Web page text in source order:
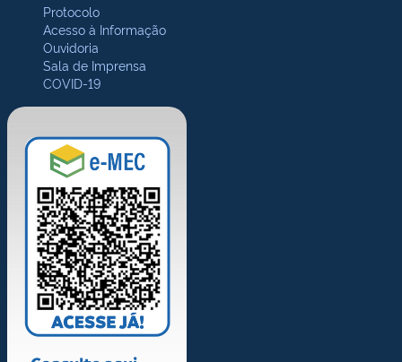
Protocolo
Acesso à Informação
Ouvidoria
Sala de Imprensa
COVID-19